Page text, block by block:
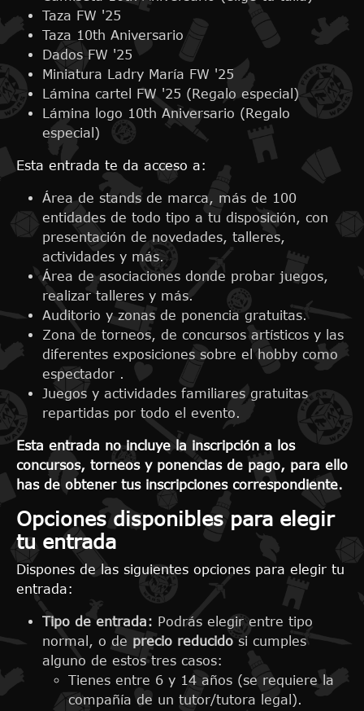
Taza FW '25
Taza 10th Aniversario
Dados FW '25
Miniatura Ladry María FW '25
Lámina cartel FW '25 (Regalo especial)
Lámina logo 10th Aniversario (Regalo
especial)
Esta entrada te da acceso a:
Área de stands de marca, más de 100
entidades de todo tipo a tu disposición, con
presentación de novedades, talleres,
actividades y más.
Área de asociaciones donde probar juegos,
realizar talleres y más.
Auditorio y zonas de ponencia gratuitas.
Zona de torneos, de concursos artísticos y las
diferentes exposiciones sobre el hobby como
espectador .
Juegos y actividades familiares gratuitas
repartidas por todo el evento.
Esta entrada no incluye la inscripción a los
concursos, torneos y ponencias de pago, para ello
has de obtener tus inscripciones correspondiente.
Opciones disponibles para elegir
tu entrada
Dispones de las siguientes opciones para elegir tu
entrada:
Tipo de entrada: Podrás elegir entre tipo
normal, o de precio reducido si cumples
alguno de estos tres casos:
Tienes entre 6 y 14 años (se requiere la
compañía de un tutor/tutora legal).